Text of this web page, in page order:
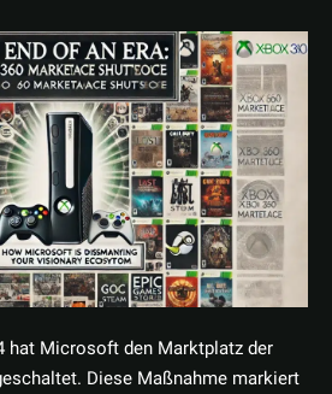
hat Microsoft den Marktplatz der
Diese Maßnahme markiert